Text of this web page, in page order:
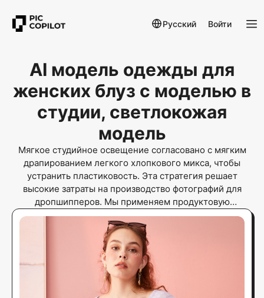
Русский Войти
AI модель одежды для
женских блуз с моделью в
студии, светлокожая
модель
Мягкое студийное освещение согласовано с мягким
драпированием легкого хлопкового микса, чтобы
устранить пластиковость. Эта стратегия решает
высокие затраты на производство фотографий для
дропшипперов. Мы применяем продуктовую
фотосъемку электронной коммерции, AI-генератор
моделей в моде и профессиональные изображения
моделей для онлайн-магазина, чтобы масштабировать
фотографии высокого качества в студийном стиле с
аутентичной физикой материалов.